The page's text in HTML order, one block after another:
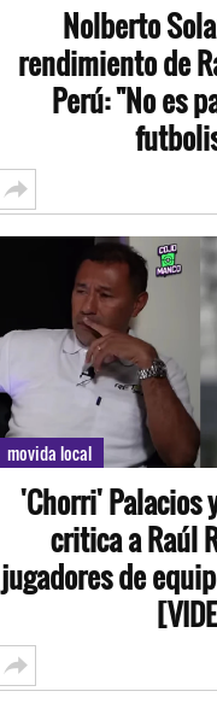
Nolberto
rendimiento de
Perú: "No es
movida local
'Chorri' Palacios
critica a Raúl
jugadores de